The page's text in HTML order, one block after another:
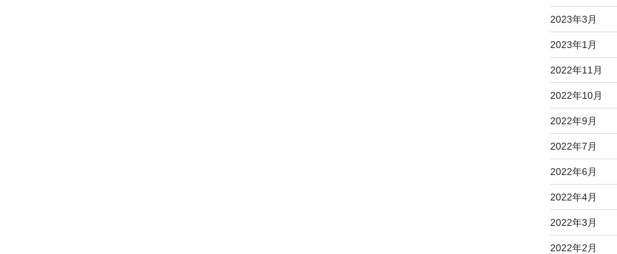
2023年3月
2023年1月
2022年11月
2022年10月
2022年9月
2022年7月
2022年6月
2022年4月
2022年3月
2022年2月